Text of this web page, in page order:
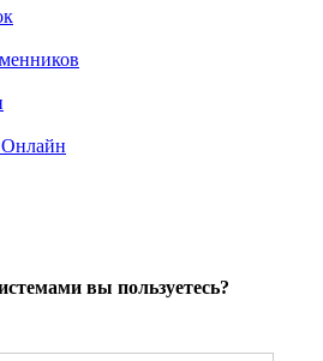
Онлайн
вы пользуетесь?